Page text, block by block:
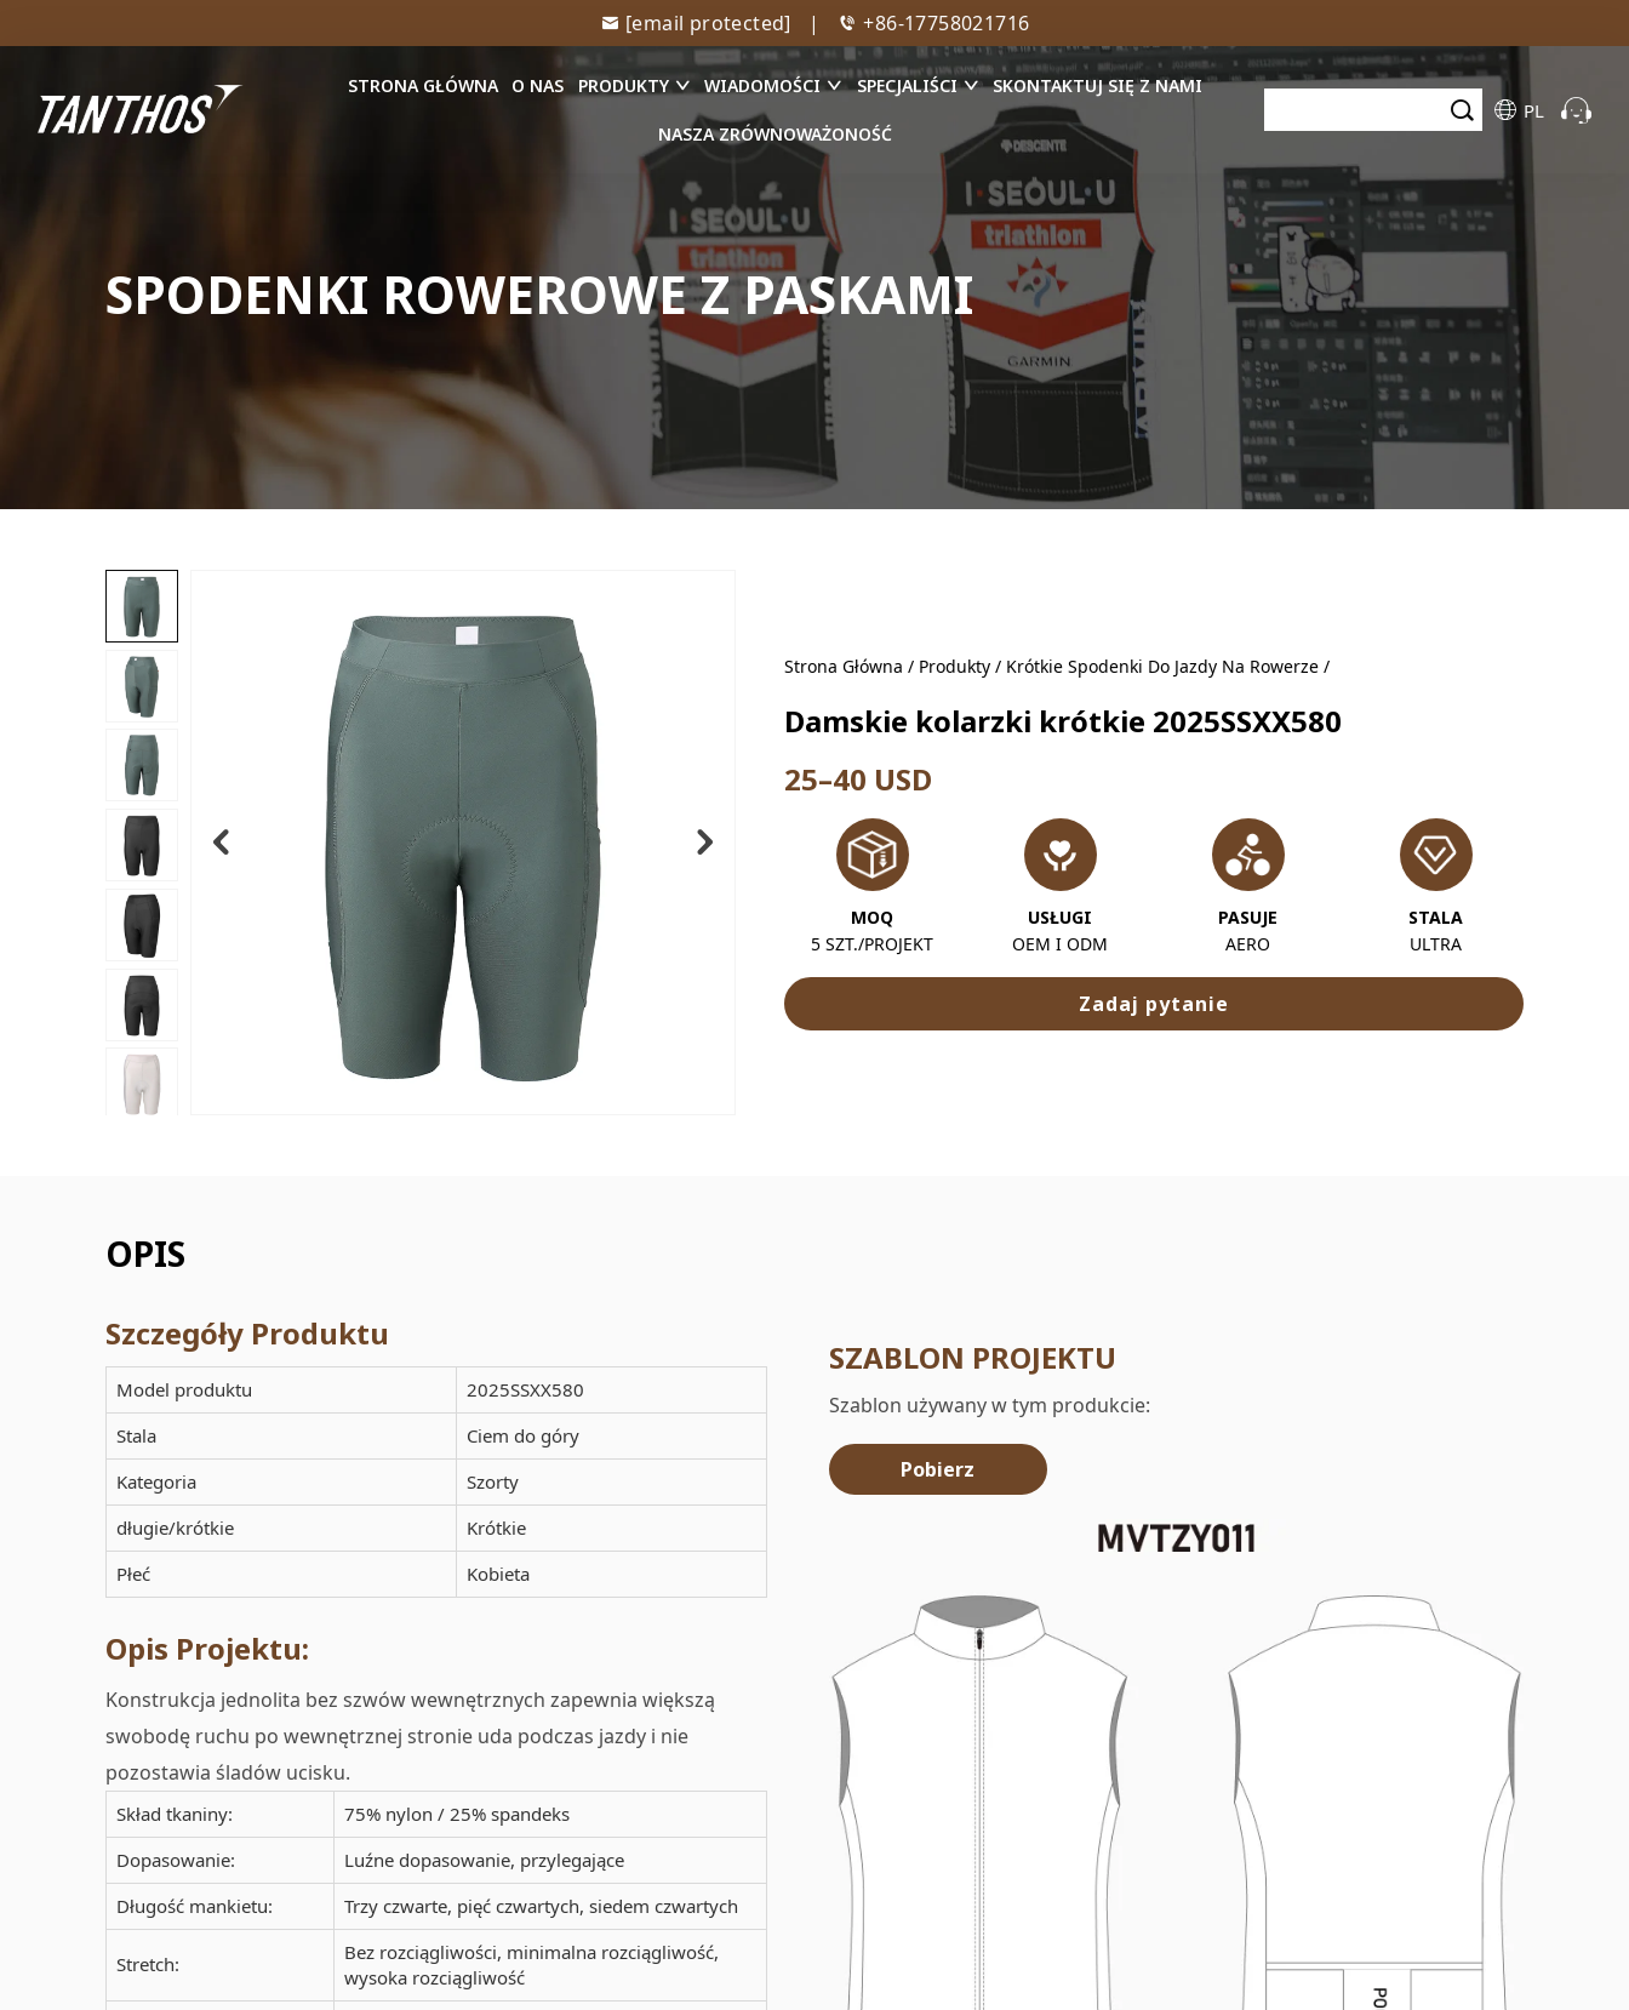
[email protected] | +86-17758021716
STRONA GŁÓWNA O NAS PRODUKTY WIADOMOŚCI SPECJALIŚCI SKONTAKTUJ SIĘ Z NAMI
NASZA ZRÓWNOWAŻONOŚĆ
PL
SPODENKI ROWEROWE Z PASKAMI
Strona Główna / Produkty / Krótkie Spodenki Do Jazdy Na Rowerze /
Damskie kolarzki krótkie 2025SSXX580
25–40 USD
MOQ
5 SZT./PROJEKT
USŁUGI
OEM I ODM
PASUJE
AERO
STALA
ULTRA
Zadaj pytanie
OPIS
Szczegóły Produktu
Model produktu
2025SSXX580
Stala
Ciem do góry
Kategoria
Szorty
długie/krótkie
Krótkie
Płeć
Kobieta
Opis Projektu:
Konstrukcja jednolita bez szwów wewnętrznych zapewnia większą
swobodę ruchu po wewnętrznej stronie uda podczas jazdy i nie
pozostawia śladów ucisku.
Skład tkaniny:
75% nylon / 25% spandeks
Dopasowanie:
Luźne dopasowanie, przylegające
Długość mankietu:
Trzy czwarte, pięć czwartych, siedem czwartych
Stretch:
Bez rozciągliwości, minimalna rozciągliwość,
wysoka rozciągliwość
SZABLON PROJEKTU
Szablon używany w tym produkcie:
Pobierz